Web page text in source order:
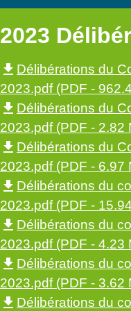
2023
file_download Délibérations du
2023.pdf (PDF -
file_download Délibérations du
2023.pdf (PDF - 2.82
file_download Délibérations du
2023.pdf (PDF - 6.97
file_download Délibérations du
2023.pdf (PDF -
file_download Délibérations du
2023.pdf (PDF - 4.23
file_download Délibérations du
2023.pdf (PDF - 3.62
file_download Délibérations du